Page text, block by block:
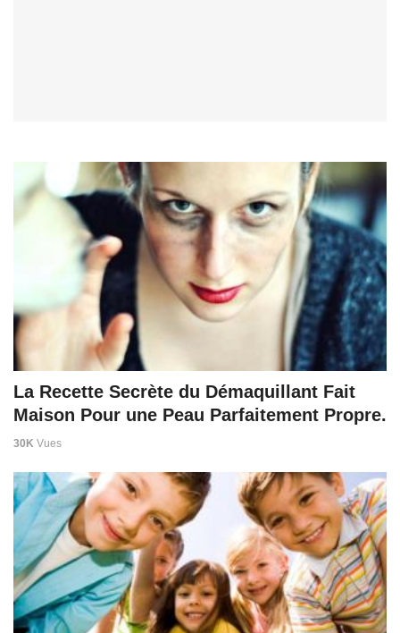
La Recette Secrète du Démaquillant Fait
Maison Pour une Peau Parfaitement Propre.
30K Vues